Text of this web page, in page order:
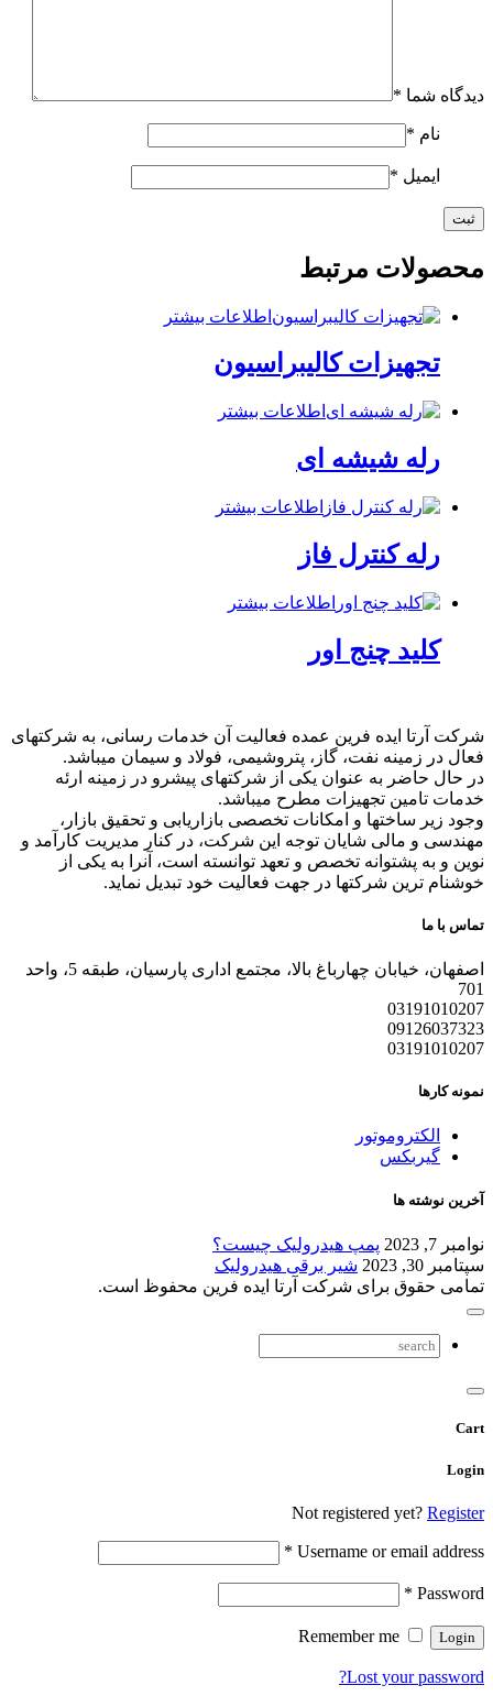
دیدگاه شما *
نام *
ایمیل *
محصولات مرتبط
اطلاعات بیشتر
تجهیزات کالیبراسیون
اطلاعات بیشتر
رله شیشه ای
اطلاعات بیشتر
رله کنترل فاز
اطلاعات بیشتر
کلید چنج اور
شرکت آرتا ایده فرین عمده فعالیت آن خدمات رسانی، به شرکتهای
فعال در زمینه نفت، گاز، پتروشیمی، فولاد و سیمان میباشد.
در حال حاضر به عنوان یکی از شرکتهای پیشرو در زمینه ارئه
خدمات تامین تجهیزات مطرح میباشد.
وجود زیر ساختها و امکانات تخصصی بازاریابی و تحقیق بازار،
مهندسی و مالی شایان توجه این شرکت، در کنار مدیریت کارآمد و
نوین و به پشتوانه تخصص و تعهد توانسته است، آنرا به یکی از
خوشنام ترین شرکتها در جهت فعالیت خود تبدیل نماید.
تماس با ما
اصفهان، خیابان چهارباغ بالا، مجتمع اداری پارسیان، طبقه 5، واحد
701
03191010207
09126037323
03191010207
نمونه کارها
الکتروموتور
گیربکس
آخرین نوشته ها
نوامبر 7, 2023
پمپ هیدرولیک چیست؟
سپتامبر 30, 2023
شیر برقی هیدرولیک
تمامی حقوق برای شرکت آرتا ایده فرین محفوظ است.
Cart
Login
Not registered yet? Register
Username or email address
*
Password
*
Lost your password?